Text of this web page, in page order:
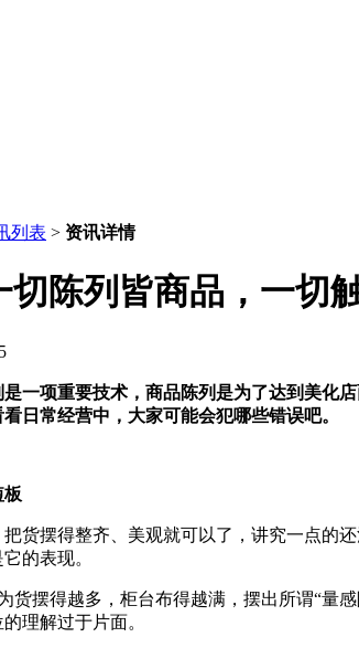
列表 > 资讯详情
陈列皆商品，一切
一项重要技术，商品陈列是为了达到美化
日常经营中，大家可能会犯哪些错误吧。
板
把货摆得整齐、美观就可以了，讲究一点的
的表现。
货摆得越多，柜台布得越满，摆出所谓“量
理解过于片面。